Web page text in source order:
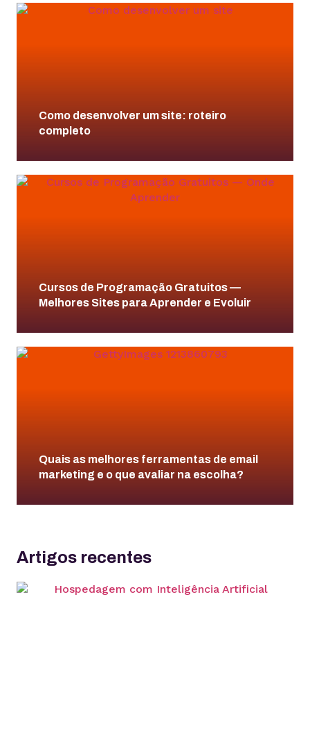
Como desenvolver um site: roteiro
completo
Cursos de Programação Gratuitos —
Melhores Sites para Aprender e Evoluir
Quais as melhores ferramentas de email
marketing e o que avaliar na escolha?
Artigos recentes